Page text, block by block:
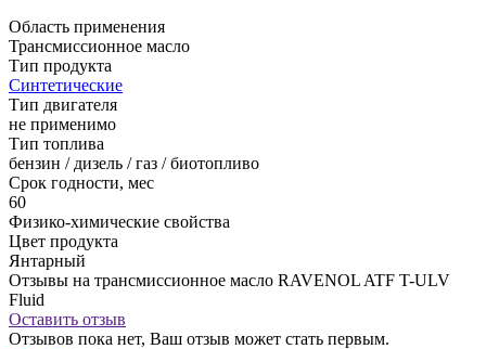
Область применения
Трансмиссионное масло
Тип продукта
Синтетические
Тип двигателя
не применимо
Тип топлива
бензин / дизель / газ / биотопливо
Срок годности, мес
60
Физико-химические свойства
Цвет продукта
Янтарный
Отзывы на трансмиссионное масло RAVENOL ATF T-ULV
Fluid
Оставить отзыв
Отзывов пока нет, Ваш отзыв может стать первым.